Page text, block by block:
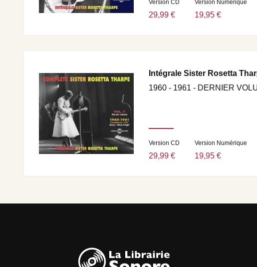
Version CD
29,99 €
Version Numérique
19,95 €
Intégrale Sister Rosetta
1960 - 1961 - DERNIER
Version CD
29,99 €
Version Numérique
19,95 €